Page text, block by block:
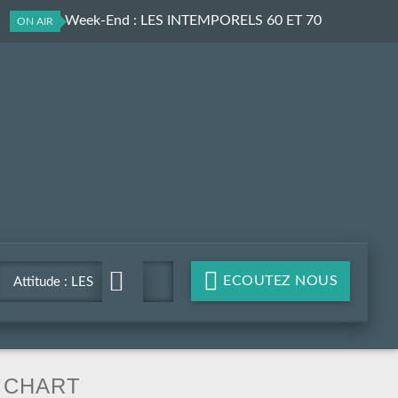
ON AIR
Attitude Week-End : LES INTEMPORELS 60 ET 70
Attitude : LES
INTEMPORELS 60 ET 70
ECOUTEZ NOUS
CHART